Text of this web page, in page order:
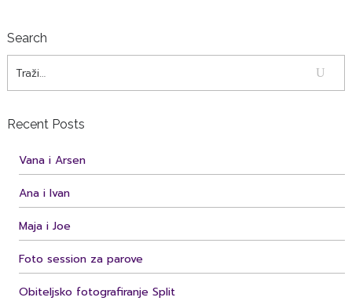
Search
Recent Posts
Vana i Arsen
Ana i Ivan
Maja i Joe
Foto session za parove
Obiteljsko fotografiranje Split